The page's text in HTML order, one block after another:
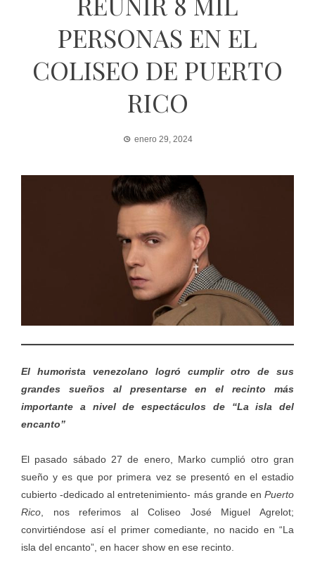
PERSONAS EN EL
COLISEO DE PUERTO
RICO
enero 29, 2024
El humorista venezolano logró cumplir otro de sus
grandes sueños al presentarse en el recinto más
importante a nivel de espectáculos de “La isla del
encanto”
El pasado sábado 27 de enero, Marko cumplió otro gran
sueño y es que por primera vez se presentó en el estadio
cubierto -dedicado al entretenimiento- más grande en Puerto
Rico , nos referimos al Coliseo José Miguel Agrelot;
convirtiéndose así el primer comediante, no nacido en “La
isla del encanto”, en hacer show en ese recinto.